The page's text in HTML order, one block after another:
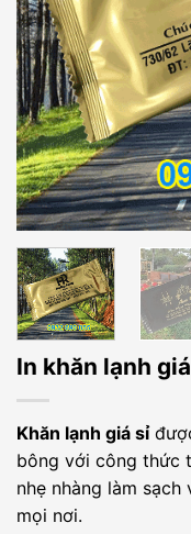
In khăn lạnh
Khăn lạnh giá sỉ
bông với công thức
nhẹ nhàng làm
mọi nơi.